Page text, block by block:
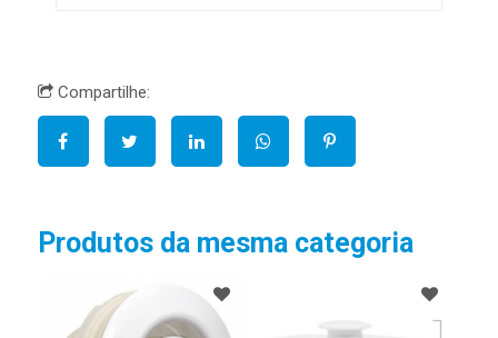
Compartilhe:
Produtos da mesma categoria